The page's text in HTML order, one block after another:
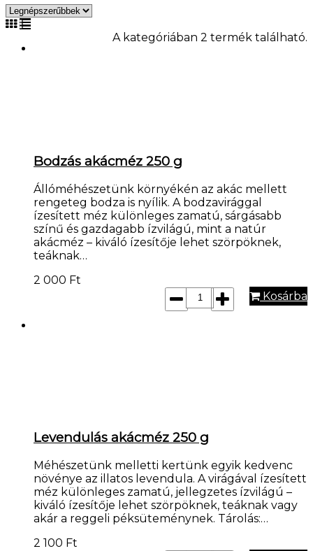
A kategóriában 2 termék található.
Bodzás akácméz 250 g
Állóméhészetünk környékén az akác mellett
rengeteg bodza is nyílik. A bodzavirággal
ízesített méz különleges zamatú, sárgásabb
színű és gazdagabb ízvilágú, mint a natúr
akácméz – kiváló ízesítője lehet szörpöknek,
teáknak…
2 000 Ft
Kosárba
Levendulás akácméz 250 g
Méhészetünk melletti kertünk egyik kedvenc
növénye az illatos levendula. A virágával ízesített
méz különleges zamatú, jellegzetes ízvilágú –
kiváló ízesítője lehet szörpöknek, teáknak vagy
akár a reggeli péksüteménynek. Tárolás:…
2 100 Ft